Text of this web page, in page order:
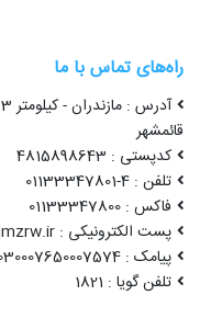
راه‌های تماس با ما
قائمشهر
کدپستی : 4815898643
تلفن : 4-01133347801
فاکس : 01133347800
پست الکترونیکی : info[at]mzrw.ir
پیامک : 030007650007574
تلفن گویا : 1821